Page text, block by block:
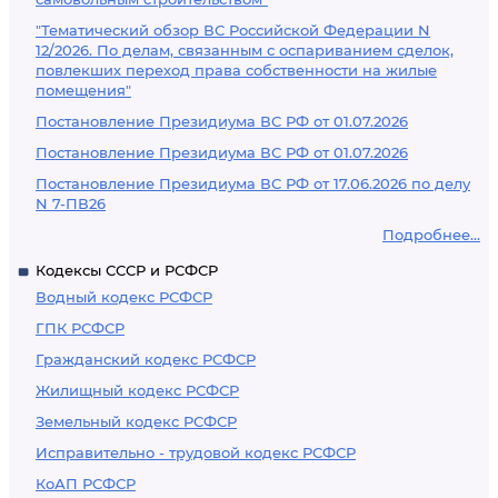
"Тематический обзор ВС Российской Федерации N
12/2026. По делам, связанным с оспариванием сделок,
повлекших переход права собственности на жилые
помещения"
Постановление Президиума ВС РФ от 01.07.2026
Постановление Президиума ВС РФ от 01.07.2026
Постановление Президиума ВС РФ от 17.06.2026 по делу
N 7-ПВ26
Подробнее...
Кодексы СССР и РСФСР
Водный кодекс РСФСР
ГПК РСФСР
Гражданский кодекс РСФСР
Жилищный кодекс РСФСР
Земельный кодекс РСФСР
Исправительно - трудовой кодекс РСФСР
КоАП РСФСР